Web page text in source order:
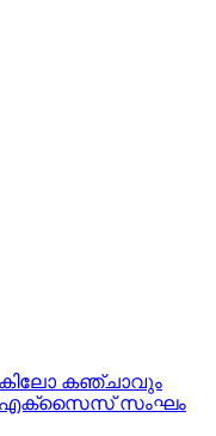
കിലോ കഞ്ചാവും
എക്‌സൈസ് സംഘം